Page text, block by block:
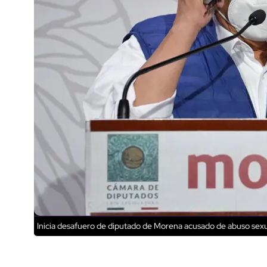
Inicia desafuero de diputado de Morena acusado de abuso